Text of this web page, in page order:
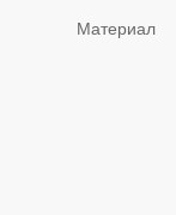
Материал